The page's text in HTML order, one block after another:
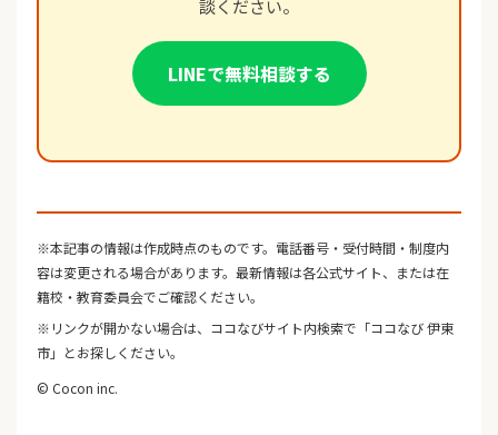
談ください。
LINEで無料相談する
※本記事の情報は作成時点のものです。電話番号・受付時間・制度内
容は変更される場合があります。最新情報は各公式サイト、または在
籍校・教育委員会でご確認ください。
※リンクが開かない場合は、ココなびサイト内検索で「ココなび 伊東
市」とお探しください。
© Cocon inc.